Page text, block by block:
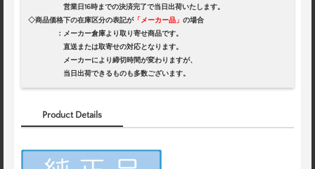
営業日16時までの決済完了で当日出荷いたします。
◇商品価格下の在庫区分の表記が「メーカー品」 の場合
：メーカー倉庫より取り寄せ商品です。
直送または取寄せの対応となります。
メーカーにより締切時間が変わりますが、
当日出荷できるものも多数ございます。
Product Details